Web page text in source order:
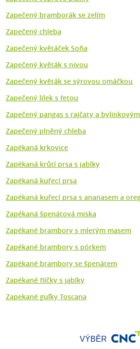
Zapečený bramborák se zelím
Zapečený chleba
Zapečený květáček Soňa
Zapečený květák s nivou
Zapečený květák se sýrovou omáčkou
Zapečený lilek s fetou
Zapečený pangas s rajčaty a
Zapečený plněný chleba
Zapékaná krkovice
Zapékaná krůtí prsa s jablky
Zapékaná kuřecí prsa
Zapékaná kuřecí prsa s ananasem a
Zapékaná špenátová miska
Zapékané brambory s mletým masem
Zapékané brambory s pórkem
Zapékané brambory se špenátem
Zapékané flíčky s jablky
Zapekané guľky Toscana
VÝBĚR